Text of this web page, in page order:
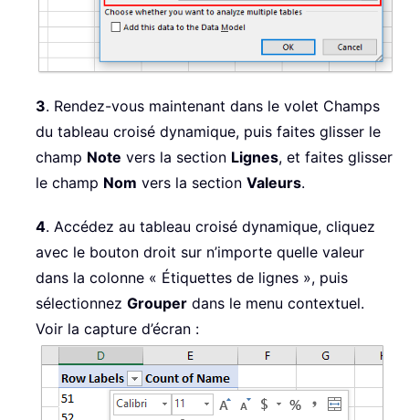
3. Rendez-vous maintenant dans le volet Champs
du tableau croisé dynamique, puis faites glisser le
champ Note vers la section Lignes, et faites glisser
le champ Nom vers la section Valeurs.
4. Accédez au tableau croisé dynamique, cliquez
avec le bouton droit sur n’importe quelle valeur
dans la colonne « Étiquettes de lignes », puis
sélectionnez Grouper dans le menu contextuel.
Voir la capture d’écran :